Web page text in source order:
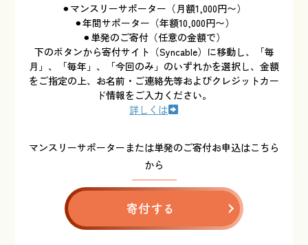
⚫︎マンスリーサポーター（月額1,000円〜）
⚫︎年間サポーター（年額10,000円〜）
⚫︎単発のご寄付（任意の金額で）
下のボタンから寄付サイト（Syncable）に移動し、「毎
月」、「毎年」、「今回のみ」のいずれかを選択し、金額
をご指定の上、お名前・ご連絡先等およびクレジットカー
ド情報をご入力ください。
詳しくは
マンスリーサポーターまたは単発のご寄付お申込はこちら
から
寄付する